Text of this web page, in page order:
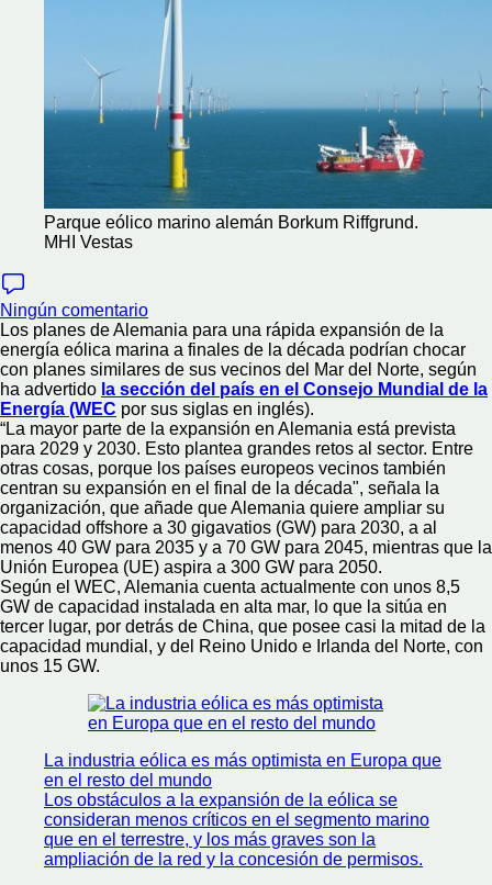
Parque eólico marino alemán Borkum Riffgrund.
MHI Vestas
Ningún comentario
Los planes de Alemania para una rápida expansión de la
energía eólica marina a finales de la década podrían chocar
con planes similares de sus vecinos del Mar del Norte, según
ha advertido la sección del país en el Consejo Mundial de la
Energía (WEC por sus siglas en inglés).
“La mayor parte de la expansión en Alemania está prevista
para 2029 y 2030. Esto plantea grandes retos al sector. Entre
otras cosas, porque los países europeos vecinos también
centran su expansión en el final de la década", señala la
organización, que añade que Alemania quiere ampliar su
capacidad offshore a 30 gigavatios (GW) para 2030, a al
menos 40 GW para 2035 y a 70 GW para 2045, mientras que la
Unión Europea (UE) aspira a 300 GW para 2050.
Según el WEC, Alemania cuenta actualmente con unos 8,5
GW de capacidad instalada en alta mar, lo que la sitúa en
tercer lugar, por detrás de China, que posee casi la mitad de la
capacidad mundial, y del Reino Unido e Irlanda del Norte, con
unos 15 GW.
La industria eólica es más optimista en Europa que
en el resto del mundo
Los obstáculos a la expansión de la eólica se
consideran menos críticos en el segmento marino
que en el terrestre, y los más graves son la
ampliación de la red y la concesión de permisos.